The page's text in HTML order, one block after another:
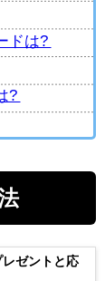
ドは?
?
ゼントと応